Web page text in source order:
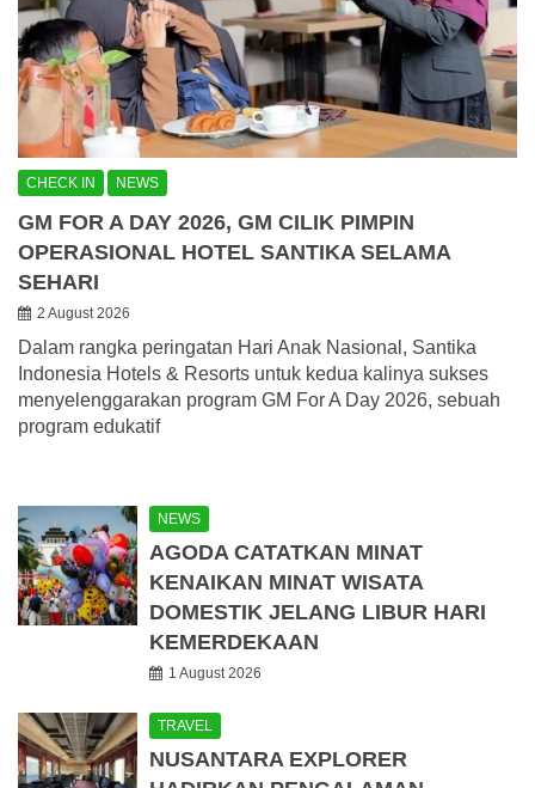
CHECK IN NEWS
GM FOR A DAY 2026, GM CILIK PIMPIN
OPERASIONAL HOTEL SANTIKA SELAMA
SEHARI
2 August 2026
Dalam rangka peringatan Hari Anak Nasional, Santika
Indonesia Hotels & Resorts untuk kedua kalinya sukses
menyelenggarakan program GM For A Day 2026, sebuah
program edukatif
NEWS
AGODA CATATKAN MINAT
KENAIKAN MINAT WISATA
DOMESTIK JELANG LIBUR HARI
KEMERDEKAAN
1 August 2026
TRAVEL
NUSANTARA EXPLORER